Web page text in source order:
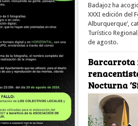
Badajoz ha
XXXI edición del
Alburquerque’,
Turístico
de agosto.
Barcarrota
Nocturna